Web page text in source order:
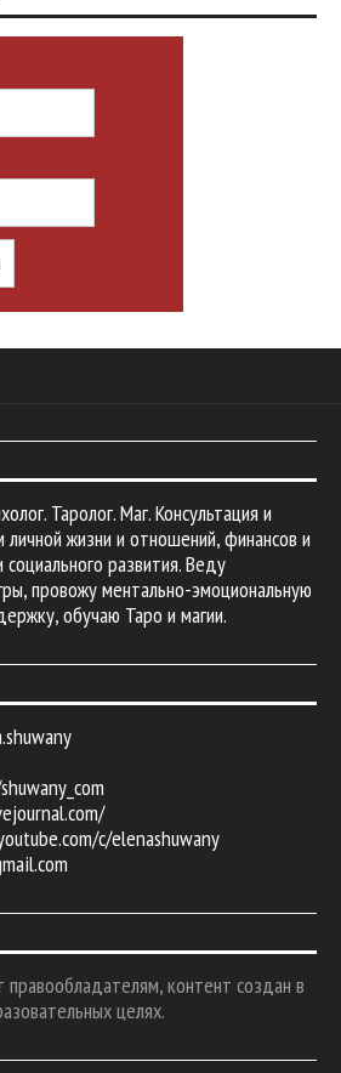
Таролог. Маг. Консультация и
жизни и отношений, финансов и
развития. Веду
провожу ментально-эмоциональную
обучаю Таро и магии.
c/elenashuwany
правообладателям, контент создан в
целях.